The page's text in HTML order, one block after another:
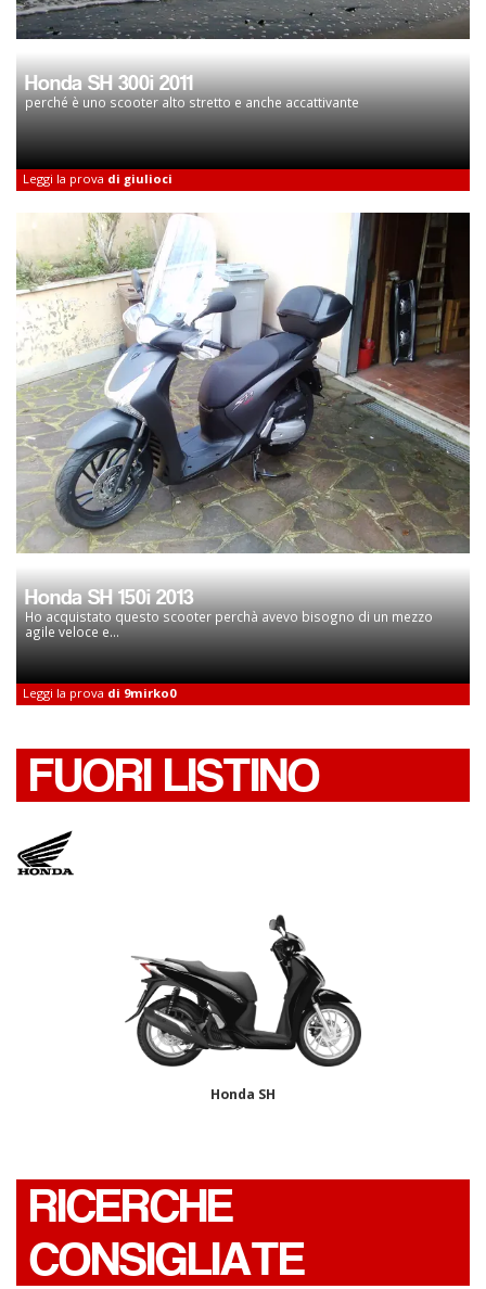
Honda SH 300i 2011
perché è uno scooter alto stretto e anche accattivante
Leggi la prova di giulioci
Honda SH 150i 2013
Ho acquistato questo scooter perchà avevo bisogno di un mezzo
agile veloce e...
Leggi la prova di 9mirko0
FUORI LISTINO
Honda SH
RICERCHE
CONSIGLIATE